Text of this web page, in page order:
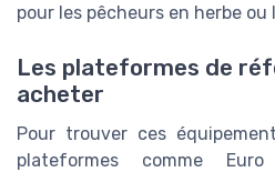
pour les pêcheurs en herbe ou
Les plateformes de
acheter
Pour trouver ces
plateformes comme